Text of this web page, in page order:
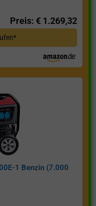
Preis: € 1.269,32
1 Benzin (7.000